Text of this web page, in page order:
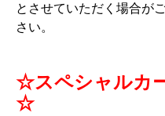
とさせていただく場合が
さい。
☆スペシャルカ
☆